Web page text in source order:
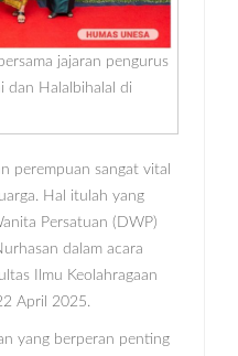
jajaran pengurus
dan Halalbihalal di
perempuan sangat vital
Hal itulah yang
Persatuan (DWP)
dalam acara
Ilmu Keolahragaan
April 2025.
yang berperan penting